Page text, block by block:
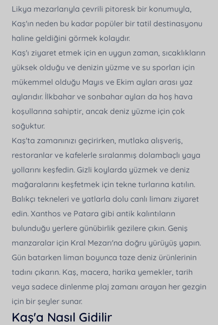
Muhafazakar Villalar
Deniz Manzaralı Villalar
Jakuzili Villalar
Balayı Villaları
Isıtmalı Havuzlu Villalar
2026 Erken Rezervasyon Villaları
Çocuk Dostu Villalar
Evcil Hayvan Dostu Villalar
Nerede Tatil Özel Villaları
Popüler Villalar
Su Kaydıraklı Villalar
İndirimli Villalar
Kurumsal Sayfalar
Güvenlik ve gizlilik şartları
Kullanıcı Sözleşmesi
Mesafeli Satış Sözleşmesi
Kredi Kartı Komisyon Oranları
Villanı Kiraya Ver
Resmi Belgelerimiz
Rezervasyonlarım
İletişim
Likya mezarlarıyla çevrili pitoresk bir konumuyla,
Kaş'ın neden bu kadar popüler bir tatil destinasyonu
haline geldiğini görmek kolaydır.
Kaş'ı ziyaret etmek için en uygun zaman, sıcaklıkların
yüksek olduğu ve denizin yüzme ve su sporları için
mükemmel olduğu Mayıs ve Ekim ayları arası yaz
aylarıdır. İlkbahar ve sonbahar ayları da hoş hava
koşullarına sahiptir, ancak deniz yüzme için çok
soğuktur.
Kaş'ta zamanınızı geçirirken, mutlaka alışveriş,
restoranlar ve kafelerle sıralanmış dolambaçlı yaya
yollarını keşfedin. Gizli koylarda yüzmek ve deniz
mağaralarını keşfetmek için tekne turlarına katılın.
Balıkçı tekneleri ve yatlarla dolu canlı limanı ziyaret
edin. Xanthos ve Patara gibi antik kalıntıların
bulunduğu yerlere günübirlik gezilere çıkın. Geniş
manzaralar için Kral Mezarı'na doğru yürüyüş yapın.
Gün batarken liman boyunca taze deniz ürünlerinin
tadını çıkarın. Kaş, macera, harika yemekler, tarih
veya sadece dinlenme plaj zamanı arayan her gezgin
için bir şeyler sunar.
Kaş'a Nasıl Gidilir